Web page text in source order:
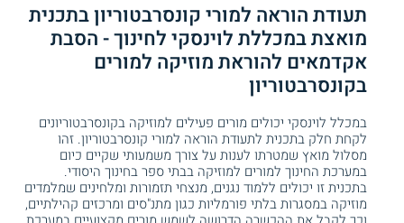
תעודת הוראה למורי קונסרבטוריון בתכנית
מואצת במכללת לוינסקי לחינוך - הסבת
אקדמאים להוראת מוזיקה למורים
בקונסרבטוריון
במכלל לוינסקי יכולים מורים פעילים למוזיקה בקונסרבטוריונים
לקחת חלק בתכנית לתעודת הוראה למורי קונסרבטוריון. זהו
מסלול מואץ שמטרתו לענות על צורך משמעותי שקיים כיום
במערכת החינוך למורים למוזיקה בבתי ספר בחינוך היסודי.
בתכנית זו יכולים ללמוד נגנים, מנצחי תזמורות ומלחינים שמלמדים
מוזיקה במסגרות בלתי פורמליות כגון מתנ"סים ומרכזים קהילתיים,